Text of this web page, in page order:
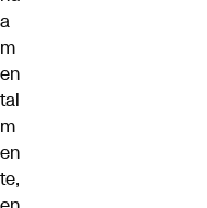
a
m
en
tal
m
en
te,